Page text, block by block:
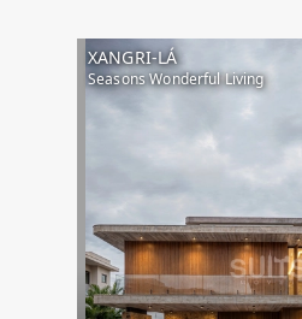
XANGRI-LÁ
Seasons Wonderful Living